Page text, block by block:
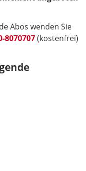
Abos wenden Sie
8070707 (kostenfrei)